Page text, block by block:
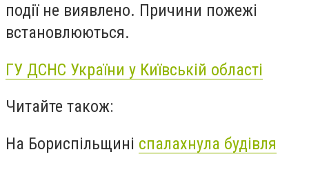
події не виявлено. Причини пожежі
встановлюються.
ГУ ДСНС України у Київській області
Читайте також:
На Бориспільщині спалахнула будівля